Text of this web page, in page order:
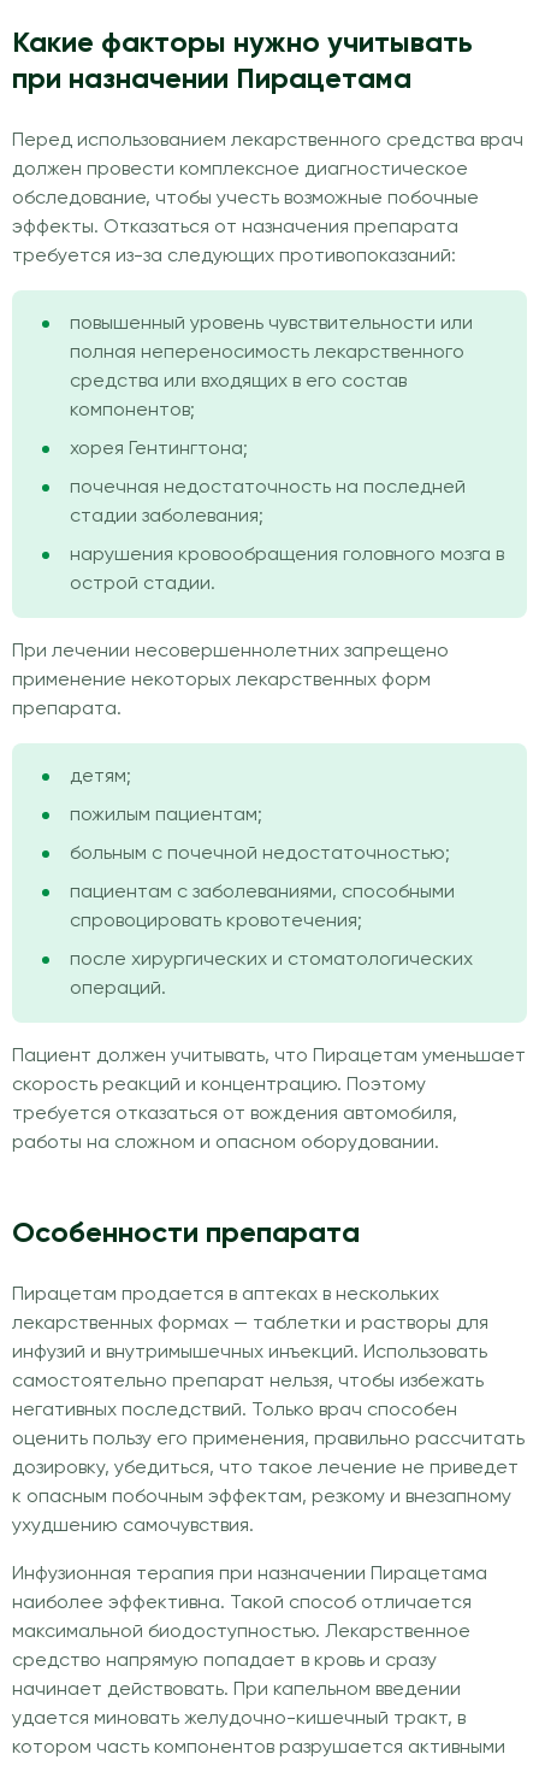
Какие факторы нужно учитывать
при назначении Пирацетама
Перед использованием лекарственного средства врач
должен провести комплексное диагностическое
обследование, чтобы учесть возможные побочные
эффекты. Отказаться от назначения препарата
требуется из-за следующих противопоказаний:
повышенный уровень чувствительности или
полная непереносимость лекарственного
средства или входящих в его состав
компонентов;
хорея Гентингтона;
почечная недостаточность на последней
стадии заболевания;
нарушения кровообращения головного мозга в
острой стадии.
При лечении несовершеннолетних запрещено
применение некоторых лекарственных форм
препарата.
детям;
пожилым пациентам;
больным с почечной недостаточностью;
пациентам с заболеваниями, способными
спровоцировать кровотечения;
после хирургических и стоматологических
операций.
Пациент должен учитывать, что Пирацетам уменьшает
скорость реакций и концентрацию. Поэтому
требуется отказаться от вождения автомобиля,
работы на сложном и опасном оборудовании.
Особенности препарата
Пирацетам продается в аптеках в нескольких
лекарственных формах — таблетки и растворы для
инфузий и внутримышечных инъекций. Использовать
самостоятельно препарат нельзя, чтобы избежать
негативных последствий. Только врач способен
оценить пользу его применения, правильно рассчитать
дозировку, убедиться, что такое лечение не приведет
к опасным побочным эффектам, резкому и внезапному
ухудшению самочувствия.
Инфузионная терапия при назначении Пирацетама
наиболее эффективна. Такой способ отличается
максимальной биодоступностью. Лекарственное
средство напрямую попадает в кровь и сразу
начинает действовать. При капельном введении
удается миновать желудочно-кишечный тракт, в
котором часть компонентов разрушается активными